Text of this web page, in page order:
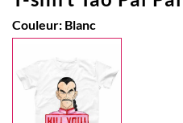
Couleur: Blanc